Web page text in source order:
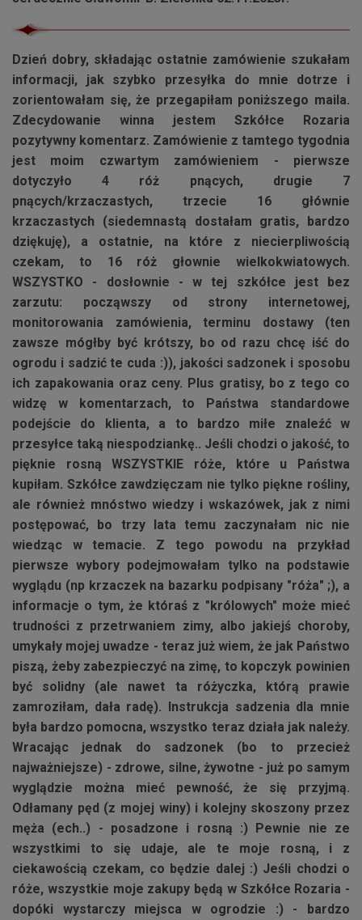
Dzień dobry, składając ostatnie zamówienie szukałam
informacji, jak szybko przesyłka do mnie dotrze i
zorientowałam się, że przegapiłam poniższego maila.
Zdecydowanie winna jestem Szkółce Rozaria
pozytywny komentarz. Zamówienie z tamtego tygodnia
jest moim czwartym zamówieniem - pierwsze
dotyczyło 4 róż pnących, drugie 7
pnących/krzaczastych, trzecie 16 głównie
krzaczastych (siedemnastą dostałam gratis, bardzo
dziękuję), a ostatnie, na które z niecierpliwością
czekam, to 16 róż głownie wielkokwiatowych.
WSZYSTKO - dosłownie - w tej szkółce jest bez
zarzutu: począwszy od strony internetowej,
monitorowania zamówienia, terminu dostawy (ten
zawsze mógłby być krótszy, bo od razu chcę iść do
ogrodu i sadzić te cuda :)), jakości sadzonek i sposobu
ich zapakowania oraz ceny. Plus gratisy, bo z tego co
widzę w komentarzach, to Państwa standardowe
podejście do klienta, a to bardzo miłe znaleźć w
przesyłce taką niespodziankę.. Jeśli chodzi o jakość, to
pięknie rosną WSZYSTKIE róże, które u Państwa
kupiłam. Szkółce zawdzięczam nie tylko piękne rośliny,
ale również mnóstwo wiedzy i wskazówek, jak z nimi
postępować, bo trzy lata temu zaczynałam nic nie
wiedząc w temacie. Z tego powodu na przykład
pierwsze wybory podejmowałam tylko na podstawie
wyglądu (np krzaczek na bazarku podpisany "róża" ;), a
informacje o tym, że któraś z "królowych" może mieć
trudności z przetrwaniem zimy, albo jakiejś choroby,
umykały mojej uwadze - teraz już wiem, że jak Państwo
piszą, żeby zabezpieczyć na zimę, to kopczyk powinien
być solidny (ale nawet ta różyczka, którą prawie
zamroziłam, dała radę). Instrukcja sadzenia dla mnie
była bardzo pomocna, wszystko teraz działa jak należy.
Wracając jednak do sadzonek (bo to przecież
najważniejsze) - zdrowe, silne, żywotne - już po samym
wyglądzie można mieć pewność, że się przyjmą.
Odłamany pęd (z mojej winy) i kolejny skoszony przez
męża (ech..) - posadzone i rosną :) Pewnie nie ze
wszystkimi to się udaje, ale te moje rosną, i z
ciekawością czekam, co będzie dalej :) Jeśli chodzi o
róże, wszystkie moje zakupy będą w Szkółce Rozaria -
dopóki wystarczy miejsca w ogrodzie :) - bardzo